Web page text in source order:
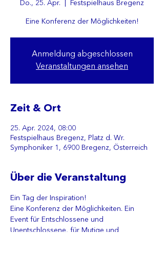
Do., 25. Apr. Festspielhaus Bregenz
Eine Konferenz der Möglichkeiten!
Anmeldung abgeschlossen
Veranstaltungen ansehen
Zeit & Ort
25. Apr. 2024, 08:00
Festspielhaus Bregenz, Platz d. Wr.
Symphoniker 1, 6900 Bregenz, Österreich
Über die Veranstaltung
Ein Tag der Inspiration!
Eine Konferenz der Möglichkeiten. Ein
Event für Entschlossene und
Unentschlossene, für Mutige und